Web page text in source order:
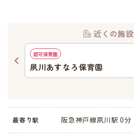
近くの施設
認可保育園
夙川あすなろ保育園
最寄り駅 阪急神戸線夙川駅 0分